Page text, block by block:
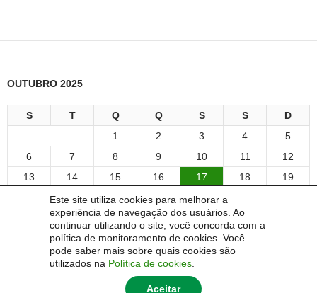
Este site utiliza cookies para melhorar a
experiência de navegação dos usuários. Ao
continuar utilizando o site, você concorda com a
política de monitoramento de cookies. Você
pode saber mais sobre quais cookies são
utilizados na Política de cookies
Aceitar
OUTUBRO 2025
S T Q Q S S
D
1
2 3 4
5
6
7 8 9 10 11
12
13
14 15 16 17 18
19
21 22 23 24
28 29 30
31
abr »